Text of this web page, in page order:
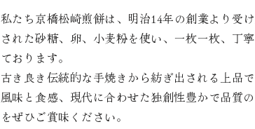
私たち京橋松崎煎餅は、明治14年の創業より受
された砂糖、卵、小麦粉を使い、一枚一枚、丁
ております。
古き良き伝統的な手焼きから紡ぎ出される上品
風味と食感、現代に合わせた独創性豊かで品質
をぜひご賞味ください。